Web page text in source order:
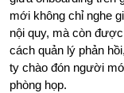
mới không chỉ nghe
nội quy, mà còn
cách quản lý phản
ty chào đón người
phòng họp.